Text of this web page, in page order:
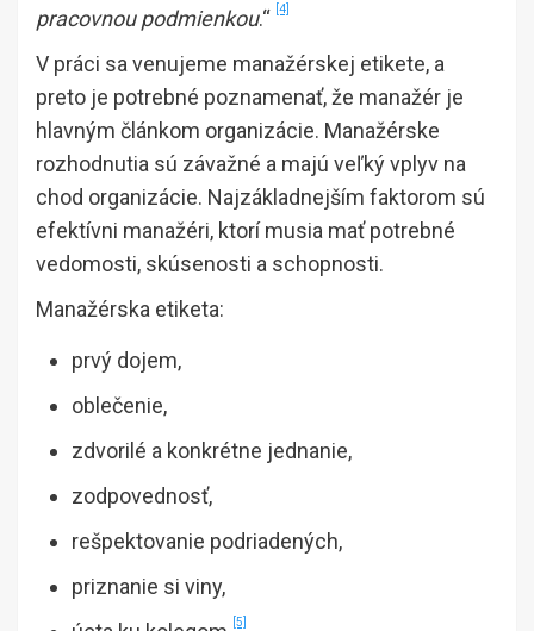
pracovnou podmienkou.“ [4]
V práci sa venujeme manažérskej etikete, a
preto je potrebné poznamenať, že manažér je
hlavným článkom organizácie. Manažérske
rozhodnutia sú závažné a majú veľký vplyv na
chod organizácie. Najzákladnejším faktorom sú
efektívni manažéri, ktorí musia mať potrebné
vedomosti, skúsenosti a schopnosti.
Manažérska etiketa:
prvý dojem,
oblečenie,
zdvorilé a konkrétne jednanie,
zodpovednosť,
rešpektovanie podriadených,
priznanie si viny,
[5]